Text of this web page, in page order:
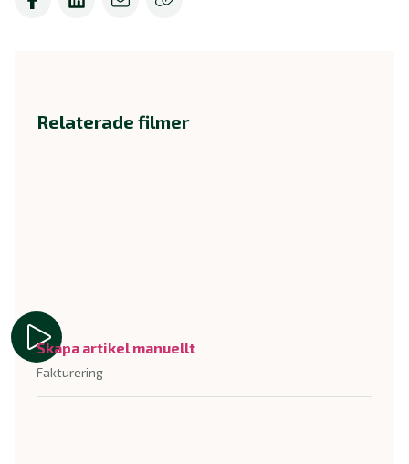
Relaterade filmer
Skapa artikel manuellt
Fakturering